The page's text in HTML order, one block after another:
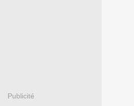
Publicité